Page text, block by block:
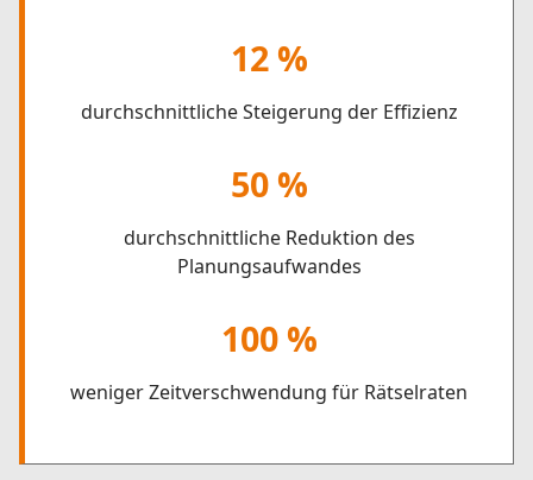
12 %
durchschnittliche Steigerung der Effizienz
50 %
durchschnittliche Reduktion des
Planungsaufwandes
100 %
weniger Zeitverschwendung für Rätselraten